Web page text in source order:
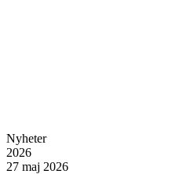
Nyheter
2026
27 maj 2026